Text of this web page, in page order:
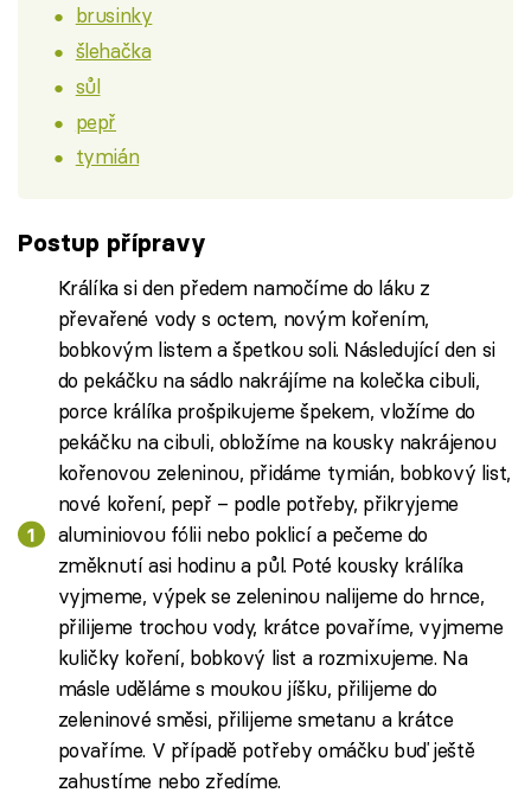
brusinky
šlehačka
sůl
pepř
tymián
Postup přípravy
Králíka si den předem namočíme do láku z
převařené vody s octem, novým kořením,
bobkovým listem a špetkou soli. Následující den si
do pekáčku na sádlo nakrájíme na kolečka cibuli,
porce králíka prošpikujeme špekem, vložíme do
pekáčku na cibuli, obložíme na kousky nakrájenou
kořenovou zeleninou, přidáme tymián, bobkový list,
nové koření, pepř – podle potřeby, přikryjeme
aluminiovou fólii nebo poklicí a pečeme do
změknutí asi hodinu a půl. Poté kousky králíka
vyjmeme, výpek se zeleninou nalijeme do hrnce,
přilijeme trochou vody, krátce povaříme, vyjmeme
kuličky koření, bobkový list a rozmixujeme. Na
másle uděláme s moukou jíšku, přilijeme do
zeleninové směsi, přilijeme smetanu a krátce
povaříme. V případě potřeby omáčku buď ještě
zahustíme nebo zředíme.